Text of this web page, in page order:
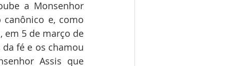
a Monsenhor
canônico e, como
em 5 de março de
fé e os chamou
Assis que